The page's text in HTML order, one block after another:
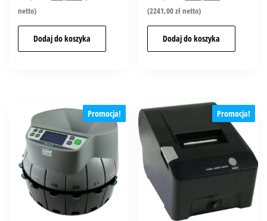
netto)
Dodaj do koszyka
(2241,00złnetto)
Dodaj do koszyka
Promocja! Promocja!